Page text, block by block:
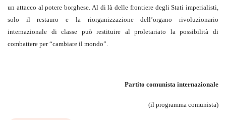
un attacco al potere borghese. Al di là delle frontiere degli Stati imperialisti,
solo il restauro e la riorganizzazione dell’organo rivoluzionario
internazionale di classe può restituire al proletariato la possibilità di
combattere per “cambiare il mondo”.
Partito comunista internazionale
(il programma comunista)